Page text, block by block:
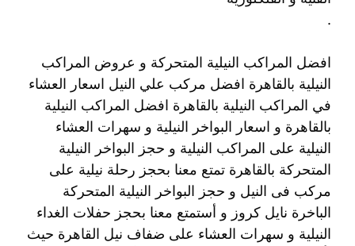
.
افضل المراكب النيلية المتحركة و عروض المراكب
النيلية بالقاهرة افضل مركب علي النيل اسعار العشاء
في المراكب النيلية بالقاهرة افضل المراكب النيلية
بالقاهرة و اسعار البواخر النيلية و سهرات العشاء
النيلية على المراكب النيلية و حجز البواخر النيلية
المتحركة بالقاهرة تمتع معنا بحجز رحلة نيلية على
مركب فى النيل و حجز البواخر النيلية المتحركة
الباخرة نايل كروز و أستمتع معنا بحجز حفلات الغداء
النيلية و سهرات العشاء على ضفاف نيل القاهرة حيث